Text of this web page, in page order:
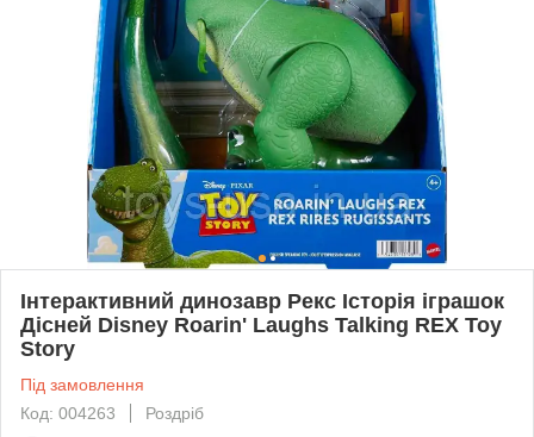
Інтерактивний динозавр Рекс Історія іграшок
Дісней Disney Roarin' Laughs Talking REX Toy
Story
Під замовлення
Код: 004263
Роздріб